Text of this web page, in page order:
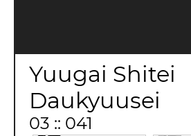
Yuugai Shitei
Daukyuusei
03 :: 041